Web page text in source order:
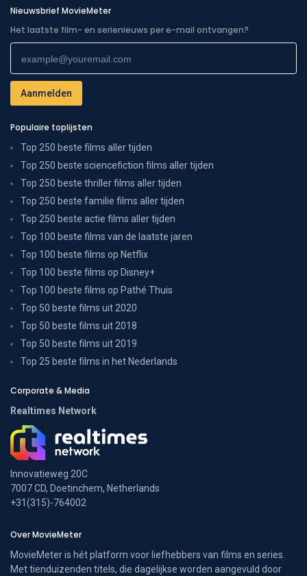
Nieuwsbrief MovieMeter
Het laatste film- en serienieuws per e-mail ontvangen?
Populaire toplijsten
Top 250 beste films aller tijden
Top 250 beste sciencefiction films aller tijden
Top 250 beste thriller films aller tijden
Top 250 beste familie films aller tijden
Top 250 beste actie films aller tijden
Top 100 beste films van de laatste jaren
Top 100 beste films op Netflix
Top 100 beste films op Disney+
Top 100 beste films op Pathé Thuis
Top 50 beste films uit 2020
Top 50 beste films uit 2018
Top 50 beste films uit 2019
Top 25 beste films in het Nederlands
Corporate & Media
Realtimes Network
Innovatieweg 20C
7007 CD, Doetinchem, Netherlands
+31(315)-764002
Over MovieMeter
MovieMeter is hét platform voor liefhebbers van films en series.
Met tienduizenden titels, die dagelijkse worden aangevuld door